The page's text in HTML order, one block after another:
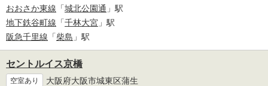
おおさか東線 「城北公園通 」駅
地下鉄谷町線 「千林大宮 」駅
阪急千里線 「柴島 」駅
セントルイス京橋
空室あり 大阪府大阪市城東区蒲生